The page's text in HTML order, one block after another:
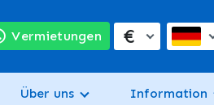
Vermietungen €
Über uns Information